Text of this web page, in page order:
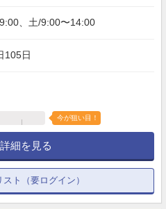
、土/9:00〜14:00
105日
今が狙い目！
細を見る
スト（要ログイン）